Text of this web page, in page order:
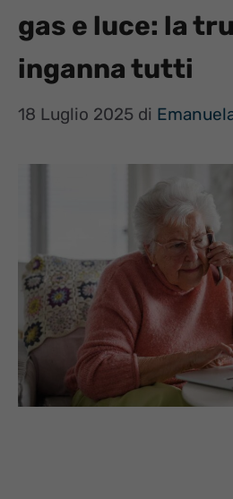
gas e luce: la
inganna tutti
18 Luglio 2025 di